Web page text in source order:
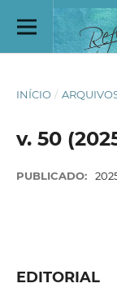
INÍCIO /
v. 50
PUBLICADO:
EDITORIAL